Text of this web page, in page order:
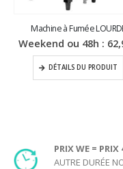
Machine à Fumée
Weekend ou 48h :
DÉTAILS DU PRODUIT
PRIX WE =
AUTRE DURÉE